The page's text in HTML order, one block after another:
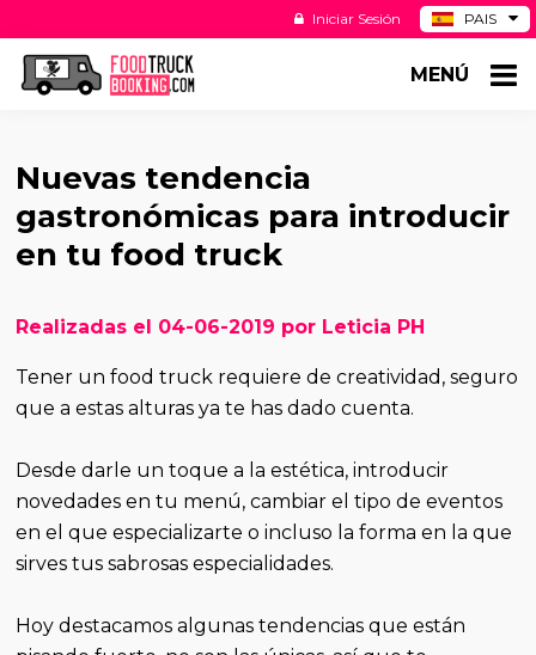
PAIS
DE
Iniciar Sesión
MENÚ
Nuevas tendencia
gastronómicas para introducir
en tu food truck
Realizadas el 04-06-2019 por Leticia PH
Tener un food truck requiere de creatividad, seguro
que a estas alturas ya te has dado cuenta.
Desde darle un toque a la estética, introducir
novedades en tu menú, cambiar el tipo de eventos
en el que especializarte o incluso la forma en la que
sirves tus sabrosas especialidades.
Hoy destacamos algunas tendencias que están